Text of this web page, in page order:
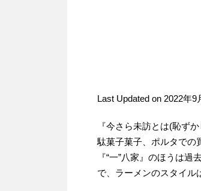
Last Updated on 2022年9
『今さら未訪とは(恥ず
駄菓子菓子、ポルタでの
『“一”八家』のほうは
で、ラーメンのスタイル